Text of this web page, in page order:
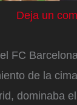
Deja un
FC
de la
dominaba